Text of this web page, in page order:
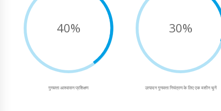
40%
गुणवत्ता आश्वासन प्रशिक्षण
30%
उत्पादन गुणवत्ता नियंत्रण के लिए एक मशीन चुनें